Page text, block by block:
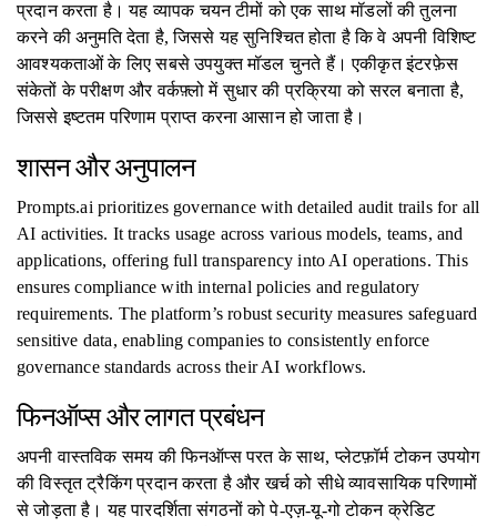
प्रदान करता है। यह व्यापक चयन टीमों को एक साथ मॉडलों की तुलना
करने की अनुमति देता है, जिससे यह सुनिश्चित होता है कि वे अपनी विशिष्ट
आवश्यकताओं के लिए सबसे उपयुक्त मॉडल चुनते हैं। एकीकृत इंटरफ़ेस
संकेतों के परीक्षण और वर्कफ़्लो में सुधार की प्रक्रिया को सरल बनाता है,
जिससे इष्टतम परिणाम प्राप्त करना आसान हो जाता है।
शासन और अनुपालन
Prompts.ai prioritizes governance with detailed audit trails for all
AI activities. It tracks usage across various models, teams, and
applications, offering full transparency into AI operations. This
ensures compliance with internal policies and regulatory
requirements. The platform’s robust security measures safeguard
sensitive data, enabling companies to consistently enforce
governance standards across their AI workflows.
फिनऑप्स और लागत प्रबंधन
अपनी वास्तविक समय की फिनऑप्स परत के साथ, प्लेटफ़ॉर्म टोकन उपयोग
की विस्तृत ट्रैकिंग प्रदान करता है और खर्च को सीधे व्यावसायिक परिणामों
से जोड़ता है। यह पारदर्शिता संगठनों को पे-एज़-यू-गो टोकन क्रेडिट